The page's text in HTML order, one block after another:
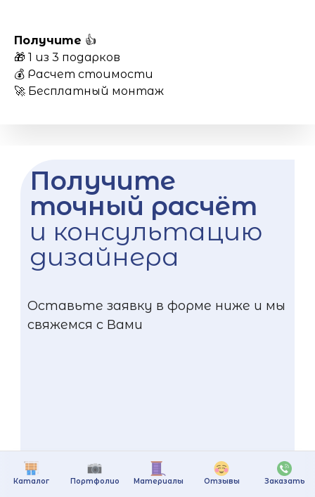
Каталог Портфолио Материалы Отзывы Заказать
Получите 👍
🎁 1 из 3 подарков
💰 Расчет стоимости
🚀 Бесплатный монтаж
Получите
точный расчёт
и консультацию
дизайнера
Оставьте заявку в форме ниже и мы
свяжемся с Вами